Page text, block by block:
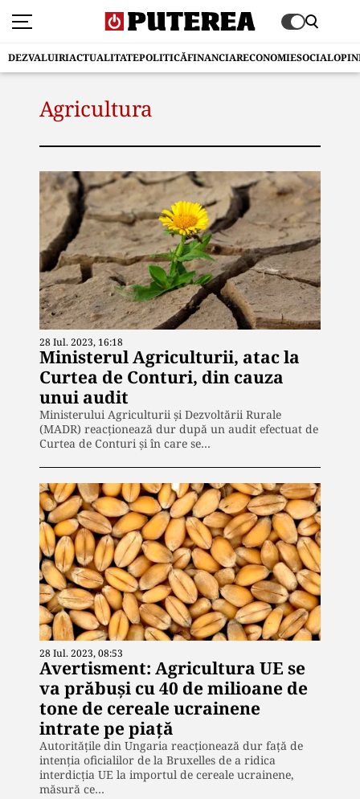
DEZVALUIRIACTUALITATEPOLITICĂFINANCIARECONOMIESOCIAL
Agricultura
28 Iul. 2023, 16:18
Ministerul Agriculturii, atac la
Curtea de Conturi, din cauza
unui audit
Ministerului Agriculturii și Dezvoltării Rurale
(MADR) reacționează dur după un audit efectuat de
Curtea de Conturi și în care se…
28 Iul. 2023, 08:53
Avertisment: Agricultura UE se
va prăbuşi cu 40 de milioane de
tone de cereale ucrainene
intrate pe piață
Autoritățile din Ungaria reacționează dur față de
intenția oficialilor de la Bruxelles de a ridica
interdicția UE la importul de cereale ucrainene,
măsură ce…